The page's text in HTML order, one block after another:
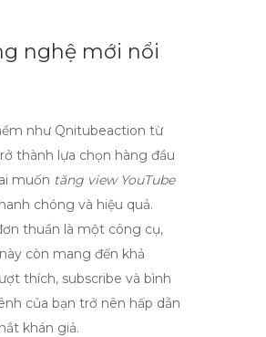
nghệ mới nổi
như Qnitubeaction từ
thành lựa chọn hàng đầu
muốn tăng view YouTube
chóng và hiệu quả.
thuần là một công cụ,
còn mang đến khả
thích, subscribe và bình
của bạn trở nên hấp dẫn
khán giả.